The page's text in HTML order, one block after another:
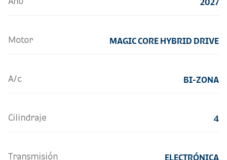
2027
Motor MAGIC CORE HYBRID DRIVE
A/c BI-ZONA
Cilindraje 4
Transmisión ELECTRÓNICA